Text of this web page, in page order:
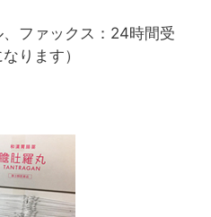
ファックス：24時間受
ります）